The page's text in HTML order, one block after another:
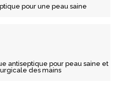
pour une peau saine
antiseptique pour peau saine et
des mains